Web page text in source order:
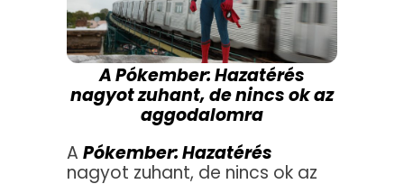
A Pókember: Hazatérés
nagyot zuhant, de nincs ok az
aggodalomra
A Pókember: Hazatérés
nagyot zuhant, de nincs ok az